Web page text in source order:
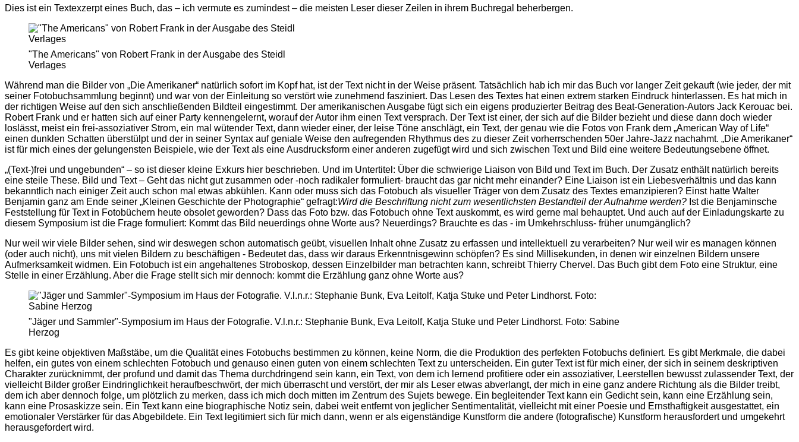
Dies ist ein Textexzerpt eines Buch, das – ich vermute es zumindest – die meisten Leser dieser Zeilen in ihrem Buchregal beherbergen.
"The Americans" von Robert Frank in der Ausgabe des Steidl
Verlages
Während man die Bilder von „Die Amerikaner“ natürlich sofort im Kopf hat, ist der Text nicht in der Weise präsent. Tatsächlich hab ich mir das Buch vor langer Zeit gekauft (wie jeder, der mit
seiner Fotobuchsammlung beginnt) und war von der Einleitung so verstört wie zunehmend fasziniert. Das Lesen des Textes hat einen extrem starken Eindruck hinterlassen. Es hat mich in
der richtigen Weise auf den sich anschließenden Bildteil eingestimmt. Der amerikanischen Ausgabe fügt sich ein eigens produzierter Beitrag des Beat-Generation-Autors Jack Kerouac bei.
Robert Frank und er hatten sich auf einer Party kennengelernt, worauf der Autor ihm einen Text versprach. Der Text ist einer, der sich auf die Bilder bezieht und diese dann doch wieder
loslässt, meist ein frei-assoziativer Strom, ein mal wütender Text, dann wieder einer, der leise Töne anschlägt, ein Text, der genau wie die Fotos von Frank dem „American Way of Life“
einen dunklen Schatten überstülpt und der in seiner Syntax auf geniale Weise den aufregenden Rhythmus des zu dieser Zeit vorherrschenden 50er Jahre-Jazz nachahmt. „Die Amerikaner“
ist für mich eines der gelungensten Beispiele, wie der Text als eine Ausdrucksform einer anderen zugefügt wird und sich zwischen Text und Bild eine weitere Bedeutungsebene öffnet.
„(Text-)frei und ungebunden“ – so ist dieser kleine Exkurs hier beschrieben. Und im Untertitel: Über die schwierige Liaison von Bild und Text im Buch. Der Zusatz enthält natürlich bereits
eine steile These. Bild und Text – Geht das nicht gut zusammen oder -noch radikaler formuliert- braucht das gar nicht mehr einander? Eine Liaison ist ein Liebesverhältnis und das kann
bekanntlich nach einiger Zeit auch schon mal etwas abkühlen. Kann oder muss sich das Fotobuch als visueller Träger von dem Zusatz des Textes emanzipieren? Einst hatte Walter
Benjamin ganz am Ende seiner „Kleinen Geschichte der Photographie“ gefragt:Wird die Beschriftung nicht zum wesentlichsten Bestandteil der Aufnahme werden? Ist die Benjaminsche
Feststellung für Text in Fotobüchern heute obsolet geworden? Dass das Foto bzw. das Fotobuch ohne Text auskommt, es wird gerne mal behauptet. Und auch auf der Einladungskarte zu
diesem Symposium ist die Frage formuliert: Kommt das Bild neuerdings ohne Worte aus? Neuerdings? Brauchte es das - im Umkehrschluss- früher unumgänglich?
Nur weil wir viele Bilder sehen, sind wir deswegen schon automatisch geübt, visuellen Inhalt ohne Zusatz zu erfassen und intellektuell zu verarbeiten? Nur weil wir es managen können
(oder auch nicht), uns mit vielen Bildern zu beschäftigen - Bedeutet das, dass wir daraus Erkenntnisgewinn schöpfen? Es sind Millisekunden, in denen wir einzelnen Bildern unsere
Aufmerksamkeit widmen. Ein Fotobuch ist ein angehaltenes Stroboskop, dessen Einzelbilder man betrachten kann, schreibt Thierry Chervel. Das Buch gibt dem Foto eine Struktur, eine
Stelle in einer Erzählung. Aber die Frage stellt sich mir dennoch: kommt die Erzählung ganz ohne Worte aus?
"Jäger und Sammler"-Symposium im Haus der Fotografie. V.l.n.r.: Stephanie Bunk, Eva Leitolf, Katja Stuke und Peter Lindhorst. Foto: Sabine
Herzog
Es gibt keine objektiven Maßstäbe, um die Qualität eines Fotobuchs bestimmen zu können, keine Norm, die die Produktion des perfekten Fotobuchs definiert. Es gibt Merkmale, die dabei
helfen, ein gutes von einem schlechten Fotobuch und genauso einen guten von einem schlechten Text zu unterscheiden. Ein guter Text ist für mich einer, der sich in seinem deskriptiven
Charakter zurücknimmt, der profund und damit das Thema durchdringend sein kann, ein Text, von dem ich lernend profitiere oder ein assoziativer, Leerstellen bewusst zulassender Text, der
vielleicht Bilder großer Eindringlichkeit heraufbeschwört, der mich überrascht und verstört, der mir als Leser etwas abverlangt, der mich in eine ganz andere Richtung als die Bilder treibt,
dem ich aber dennoch folge, um plötzlich zu merken, dass ich mich doch mitten im Zentrum des Sujets bewege. Ein begleitender Text kann ein Gedicht sein, kann eine Erzählung sein,
kann eine Prosaskizze sein. Ein Text kann eine biographische Notiz sein, dabei weit entfernt von jeglicher Sentimentalität, vielleicht mit einer Poesie und Ernsthaftigkeit ausgestattet, ein
emotionaler Verstärker für das Abgebildete. Ein Text legitimiert sich für mich dann, wenn er als eigenständige Kunstform die andere (fotografische) Kunstform herausfordert und umgekehrt
herausgefordert wird.